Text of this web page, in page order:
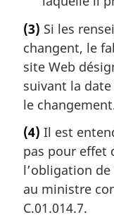
(3) Si les
changent, le
site Web
suivant la
le
(4) Il est
pas pour effet
l’obligation
au ministre
C.01.014.7.